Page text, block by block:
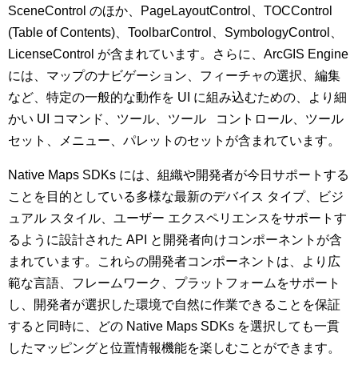
SceneControl のほか、PageLayoutControl、TOCControl
(Table of Contents)、ToolbarControl、SymbologyControl、
LicenseControl が含まれています。さらに、ArcGIS Engine
には、マップのナビゲーション、フィーチャの選択、編集
など、特定の一般的な動作を UI に組み込むための、より細
かい UI コマンド、ツール、ツール コントロール、ツール
セット、メニュー、パレットのセットが含まれています。
Native Maps SDKs には、組織や開発者が今日サポートする
ことを目的としている多様な最新のデバイス タイプ、ビジ
ュアル スタイル、ユーザー エクスペリエンスをサポートす
るように設計された API と開発者向けコンポーネントが含
まれています。これらの開発者コンポーネントは、より広
範な言語、フレームワーク、プラットフォームをサポート
し、開発者が選択した環境で自然に作業できることを保証
すると同時に、どの Native Maps SDKs を選択しても一貫
したマッピングと位置情報機能を楽しむことができます。